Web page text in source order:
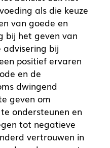
als die keuze
van goede en
bij het geven van
advisering bij
positief ervaren
en de
dwingend
geven om
ondersteunen en
tot negatieve
vertrouwen in